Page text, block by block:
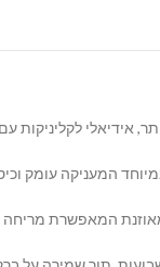
אידיאלי לקליניקות
המעניקה עומק
המאפשרת מריחה